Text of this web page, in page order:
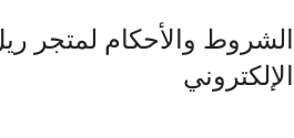
الشروط والأحكام لمتجر
الإلكتروني